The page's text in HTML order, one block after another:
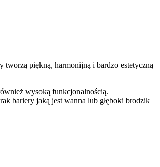
piękną, harmonijną i bardzo estetyczną
wysoką funkcjonalnością.
bariery jaką jest wanna lub głęboki brodzik